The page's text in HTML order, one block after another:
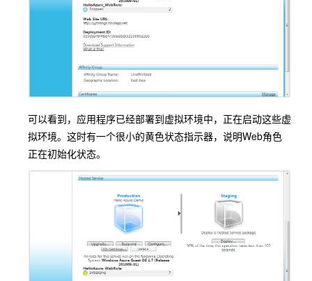
可以看到，应用程序已经部署到虚拟环境中，正在启动这些虚
拟环境。这时有一个很小的黄色状态指示器，说明Web角色
正在初始化状态。